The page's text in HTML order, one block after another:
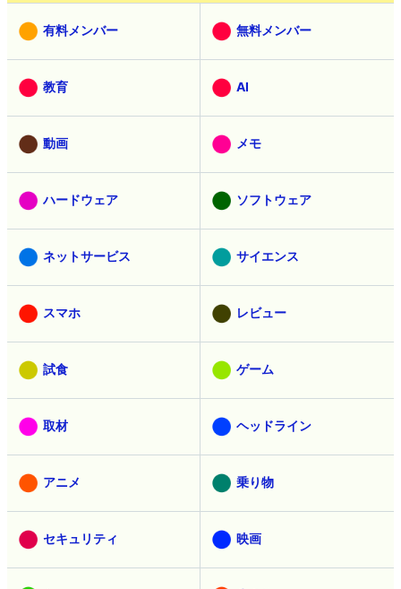
有料メンバー 無料メンバー
教育 AI
動画 メモ
ハードウェア ソフトウェア
ネットサービス サイエンス
スマホ レビュー
試食 ゲーム
取材 ヘッドライン
アニメ 乗り物
セキュリティ 映画